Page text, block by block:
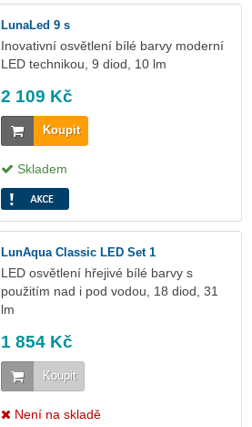
LunaLed 9 s
Inovativní osvětlení bílé barvy moderní
LED technikou, 9 diod, 10 lm
2 109 Kč
Koupit
Skladem
LunAqua Classic LED Set 1
LED osvětlení hřejivé bílé barvy s
použitím nad i pod vodou, 18 diod, 31
lm
1 854 Kč
Koupit
Není na skladě